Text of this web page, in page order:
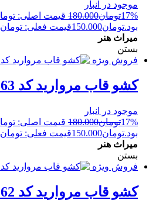
موجود در انبار
17%تومان180.000
بود.تومان150.000قیمت فعلی: تومان150.000.
میراث هنر
بستن
فروش ویژه
کشو قاب مروارید کد 363
موجود در انبار
17%تومان180.000
بود.تومان150.000قیمت فعلی: تومان150.000.
میراث هنر
بستن
فروش ویژه
کشو قاب مروارید کد 362